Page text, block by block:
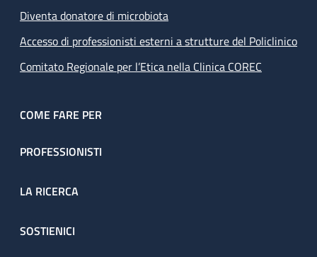
Diventa donatore di microbiota
Accesso di professionisti esterni a strutture del Policlinico
Comitato Regionale per l’Etica nella Clinica COREC
COME FARE PER
PROFESSIONISTI
LA RICERCA
SOSTIENICI